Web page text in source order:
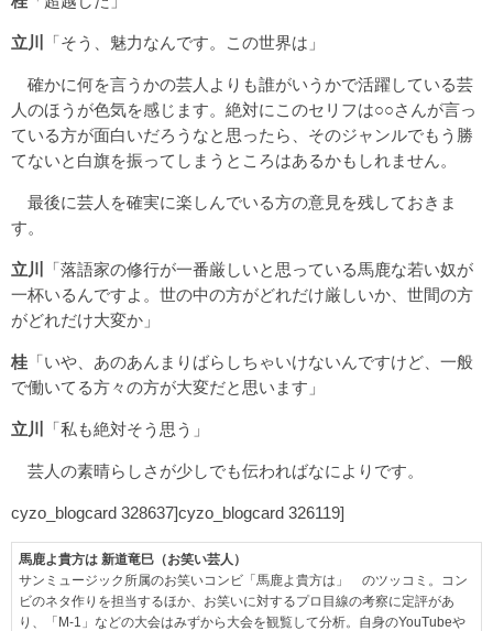
立川 「そう、魅力なんです。この世界は」
確かに何を言うかの芸人よりも誰がいうかで活躍している芸
人のほうが色気を感じます。絶対にこのセリフは○○さんが言っ
ている方が面白いだろうなと思ったら、そのジャンルでもう勝
てないと白旗を振ってしまうところはあるかもしれません。
最後に芸人を確実に楽しんでいる方の意見を残しておきま
す。
立川
「落語家の修行が一番厳しいと思っている馬鹿な若い奴が
一杯いるんですよ。世の中の方がどれだけ厳しいか、世間の方
がどれだけ大変か」
桂 「いや、あのあんまりばらしちゃいけないんですけど、一般
で働いてる方々の方が大変だと思います」
立川 「私も絶対そう思う」
芸人の素晴らしさが少しでも伝わればなによりです。
cyzo_blogcard 328637]cyzo_blogcard 326119]
馬鹿よ貴方は 新道竜巳（お笑い芸人）
サンミュージック所属のお笑いコンビ「馬鹿よ貴方は」 のツッコミ。コン
ビのネタ作りを担当するほか、お笑いに対するプロ目線の考察に定評があ
り、「M-1」などの大会はみずから大会を観覧して分析。自身のYouTubeや